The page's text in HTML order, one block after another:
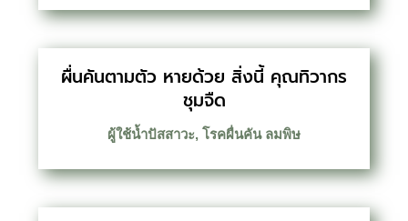
ผื่นคันตามตัว หายด้วย สิ่งนี้ คุณทิวากร
ชุมจืด
ผู้ใช้น้ำปัสสาวะ, โรคผื่นคัน ลมพิษ